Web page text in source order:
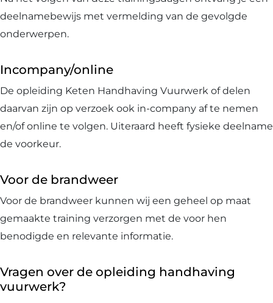
deelnamebewijs met vermelding van de gevolgde
onderwerpen.
Incompany/online
De opleiding Keten Handhaving Vuurwerk of delen
daarvan zijn op verzoek ook in-company af te nemen
en/of online te volgen. Uiteraard heeft fysieke deelname
de voorkeur.
Voor de brandweer
Voor de brandweer kunnen wij een geheel op maat
gemaakte training verzorgen met de voor hen
benodigde en relevante informatie.
Vragen over de opleiding handhaving
vuurwerk?